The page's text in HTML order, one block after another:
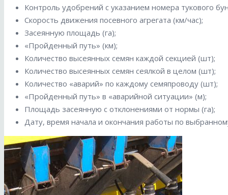
Контроль удобрений с указанием номера тукового
Скорость движения посевного агрегата (км/час);
Засеянную площадь (га);
«Пройденный путь» (км);
Количество высеянных семян каждой секцией (шт);
Количество высеянных семян сеялкой в целом (шт);
Количество «аварий» по каждому семяпроводу (шт);
«Пройденный путь» в «аварийной ситуации» (м);
Площадь засеянную с отклонениями от нормы (га);
Дату, время начала и окончания работы по